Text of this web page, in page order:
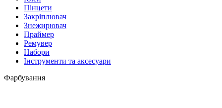
Пінцети
Закріплювач
Знежирювач
Праймер
Ремувер
Набори
Інструменти та аксесуари
Фарбування